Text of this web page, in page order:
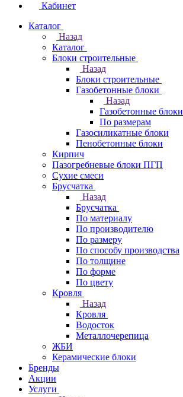
Кабинет
Каталог
Назад
Каталог
Блоки строительные
Назад
Блоки строительные
Газобетонные блоки
Назад
Газобетонные блоки
По размерам
Газосиликатные блоки
Пенобетонные блоки
Кирпич
Пазогребневые блоки ПГП
Сухие смеси
Брусчатка
Назад
Брусчатка
По материалу
По производителю
По размеру
По способу производства
По толщине
По форме
По цвету
Кровля
Назад
Кровля
Водосток
Металлочерепица
ЖБИ
Керамические блоки
Бренды
Акции
Услуги